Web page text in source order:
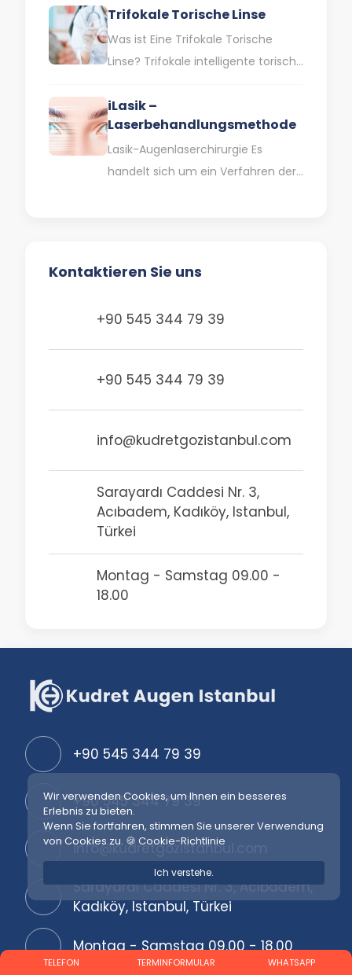
Intraokularlinsen, die Ihnen helfen,
ohne Brille in der Nähe, auf…
Trifokale Torische Linse
Was ist Eine Trifokale Torische
Linse? Trifokale intelligente torische
Kataraktbehandlung häufig
eingesetzt. Der Graue Star…
iLasik –
Laserbehandlungsmethode
Lasik-Augenlaserchirurgie Es
handelt sich um ein Verfahren der
Kontaktieren Sie uns
+90 545 344 79 39
+90 545 344 79 39
info@kudretgozistanbul.com
Sarayardı Caddesi Nr. 3,
Acıbadem, Kadıköy, Istanbul,
Türkei
Montag - Samstag 09.00 -
18.00
+90 545 344 79 39
+90 545 344 79 39
info@kudretgozistanbul.com
Sarayardı Caddesi Nr. 3, Acıbadem,
Kadıköy, Istanbul, Türkei
Montag - Samstag 09.00 - 18.00
TELEFON TERMINFORMULAR WHATSAPP
Wir verwenden Cookies, um Ihnen ein besseres
Erlebnis zu bieten.
Wenn Sie fortfahren, stimmen Sie unserer Verwendung
von Cookies zu. 🍪 Cookie-Richtlinie
Ich verstehe.